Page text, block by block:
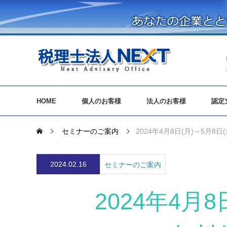
HOME 個人のお客様 法人のお客様 認定
セミナーのご案内 2024年4月8日(月)～5月8日(
無料個別相談会
2024.02.16 セミナーのご案内
2024年4月8